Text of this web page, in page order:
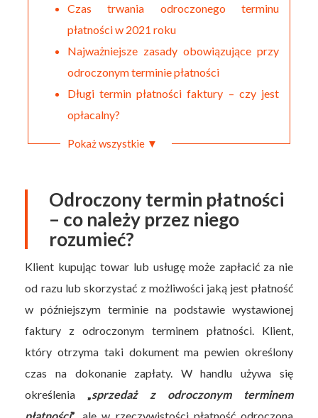
Czas trwania odroczonego terminu
płatności w 2021 roku
Najważniejsze zasady obowiązujące przy
odroczonym terminie płatności
Długi termin płatności faktury – czy jest
opłacalny?
Pokaż wszystkie ▼
Odroczony termin płatności
– co należy przez niego
rozumieć?
Klient kupując towar lub usługę może zapłacić za nie
od razu lub skorzystać z możliwości jaką jest płatność
w późniejszym terminie na podstawie wystawionej
faktury z odroczonym terminem płatności. Klient,
który otrzyma taki dokument ma pewien określony
czas na dokonanie zapłaty. W handlu używa się
określenia
sprzedaż z odroczonym terminem